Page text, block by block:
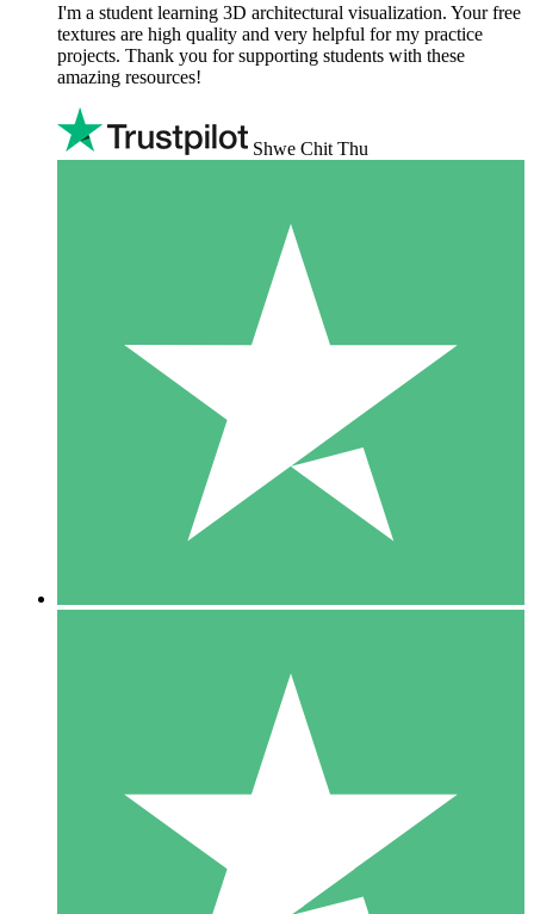
I'm a student learning 3D architectural visualization. Your free
textures are high quality and very helpful for my practice
projects. Thank you for supporting students with these
amazing resources!
Shwe Chit Thu